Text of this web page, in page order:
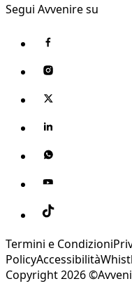
Segui Avvenire su
Termini e Condizioni
PolicyAccessibilità
Copyright 2026